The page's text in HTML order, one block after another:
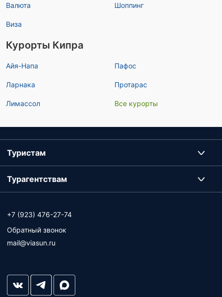
Валюта
Виза
Шоппинг
Курорты Кипра
Айя-Напа
Ларнака
Лимассол
Пафос
Протарас
Все курорты
Туристам
Турагентствам
+7 (923) 476-27-74
Обратный звонок
mail@viasun.ru